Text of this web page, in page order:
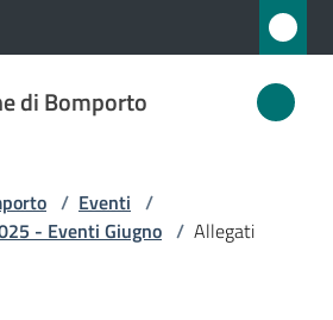
di Bomporto
/ Eventi /
- Eventi Giugno / Allegati